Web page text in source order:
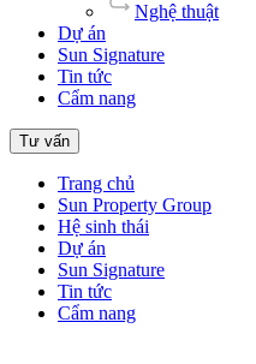
Nghệ thuật
Dự án
Sun Signature
Tin tức
Cẩm nang
Tư vấn
Trang chủ
Sun Property Group
Hệ sinh thái
Dự án
Sun Signature
Tin tức
Cẩm nang